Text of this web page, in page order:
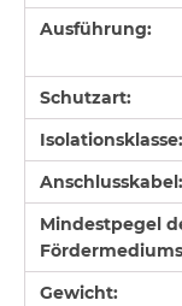
Ausführung:
Schutzart:
Isolationsklasse:
Anschlusskabel:
Mindestpegel
Gewicht: